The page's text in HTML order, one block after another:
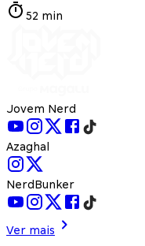
52 min
Jovem Nerd
Azaghal
NerdBunker
Ver mais